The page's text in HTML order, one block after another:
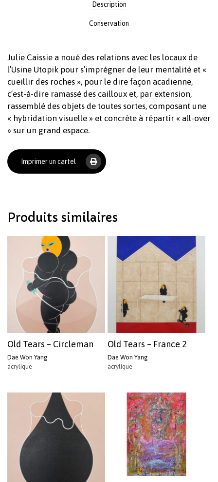
Votre panier est vide.
Revenir à l'Artotek
Description
Conservation
Julie Caissie a noué des relations avec les locaux de
l’Usine Utopik pour s’imprégner de leur mentalité et «
cueillir des roches », pour le dire façon acadienne,
c’est-à-dire ramassé des cailloux et, par extension,
rassemblé des objets de toutes sortes, composant une
« hybridation visuelle » et concrète à répartir « all-over
» sur un grand espace.
Imprimer un cartel
Produits similaires
Old Tears – Circleman
Dae Won Yang
acrylique
Old Tears – France 2
Dae Won Yang
acrylique